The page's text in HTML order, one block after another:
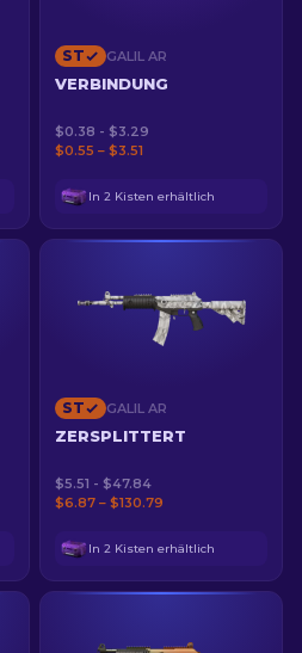
ST GALIL AR
VERBINDUNG
$0.38 - $3.29
$0.55 – $3.51
In 2 Kisten erhältlich
ST GALIL AR
ZERSPLITTERT
$5.51 - $47.84
$6.87 – $130.79
In 2 Kisten erhältlich